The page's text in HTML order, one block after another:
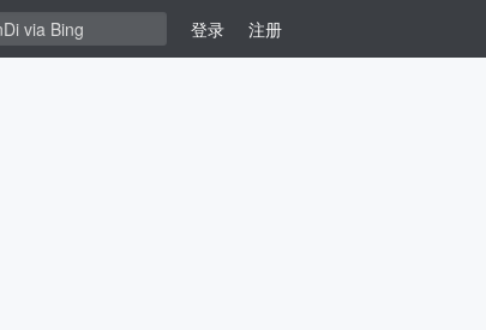
登录 注册